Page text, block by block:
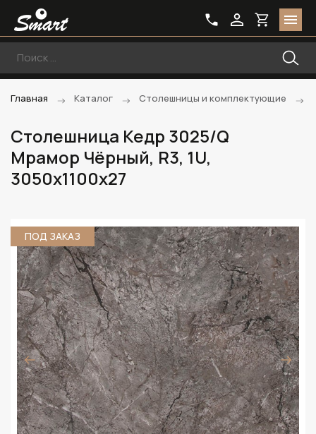
Главная Каталог Столешницы и комплектующие
Столешница Кедр 3025/Q
Мрамор Чёрный, R3, 1U,
3050х1100х27
ПОД ЗАКАЗ